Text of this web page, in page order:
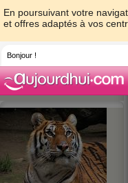
En poursuivant votre
et offres adaptés à vos
Bonjour !